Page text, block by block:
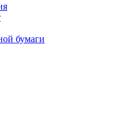
бумаги